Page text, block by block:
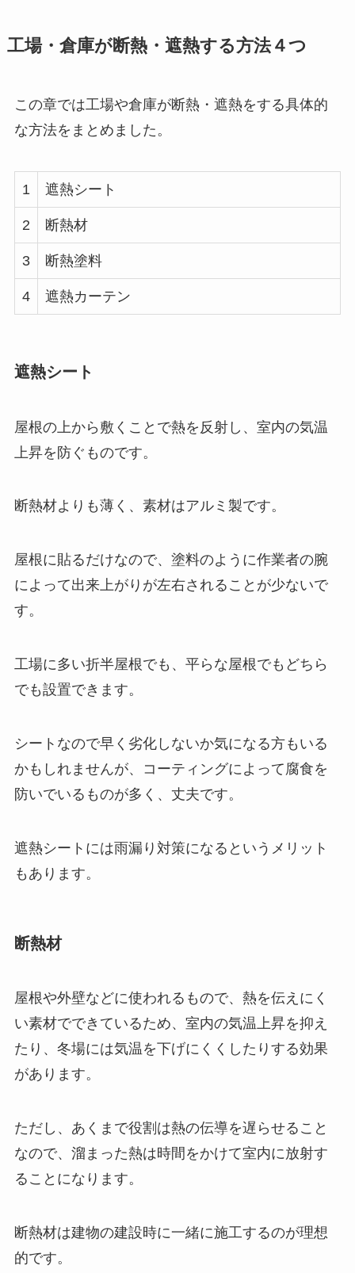
工場・倉庫が断熱・遮熱する方法４つ
この章では工場や倉庫が断熱・遮熱をする具体的
な方法をまとめました。
1 遮熱シート
2 断熱材
3 断熱塗料
4 遮熱カーテン
遮熱シート
屋根の上から敷くことで熱を反射し、室内の気温
上昇を防ぐものです。
断熱材よりも薄く、素材はアルミ製です。
屋根に貼るだけなので、塗料のように作業者の腕
によって出来上がりが左右されることが少ないで
す。
工場に多い折半屋根でも、平らな屋根でもどちら
でも設置できます。
シートなので早く劣化しないか気になる方もいる
かもしれませんが、コーティングによって腐食を
防いでいるものが多く、丈夫です。
遮熱シートには雨漏り対策になるというメリット
もあります。
断熱材
屋根や外壁などに使われるもので、熱を伝えにく
い素材でできているため、室内の気温上昇を抑え
たり、冬場には気温を下げにくくしたりする効果
があります。
ただし、あくまで役割は熱の伝導を遅らせること
なので、溜まった熱は時間をかけて室内に放射す
ることになります。
断熱材は建物の建設時に一緒に施工するのが理想
的です。